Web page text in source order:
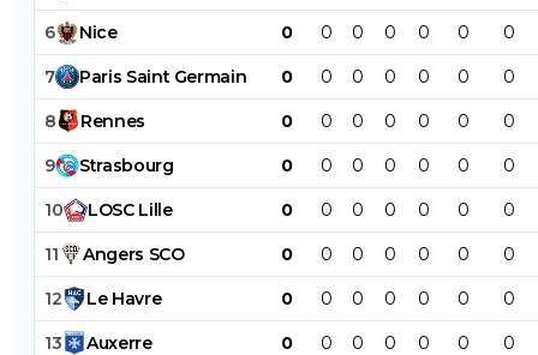
6 Nice 0 0 0 0 0 0 0
7 Paris Saint Germain 0 0 0 0 0 0 0
8 Rennes 0 0 0 0 0 0 0
9 Strasbourg 0 0 0 0 0 0 0
10 LOSC Lille 0 0 0 0 0 0 0
11 Angers SCO 0 0 0 0 0 0 0
12 Le Havre 0 0 0 0 0 0 0
13 Auxerre 0 0 0 0 0 0 0